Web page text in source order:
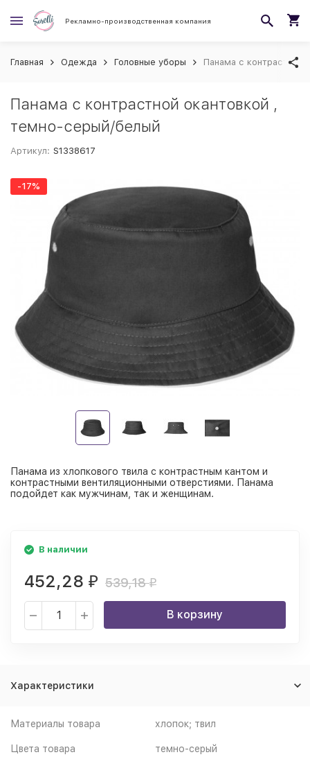
Рекламно-производственная компания
Главная Одежда Головные уборы Панама с контрастной
Панама с контрастной окантовкой ,
темно-серый/белый
Артикул: S1338617
-17%
Панама из хлопкового твила с контрастным кантом и
контрастными вентиляционными отверстиями. Панама
подойдет как мужчинам, так и женщинам.
В наличии
452,28 ₽ 539,18₽
В корзину
Характеристики
Материалы товара хлопок; твил
Цвета товара темно-серый